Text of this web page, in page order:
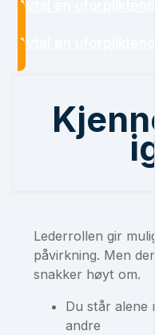
Avtal en
Avtal en
Lederrollen gir
påvirkning. Men
snakker høyt om.
Du står alene
andre